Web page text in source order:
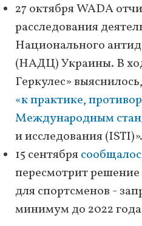
27 октября WADA
расследования
Национального
(НАДЦ) Украины. В
Геркулес»
«к практике,
Международным
и исследования (ISTI)».
15 сентября
пересмотрит
для спортсменов -
минимум до 2022 года